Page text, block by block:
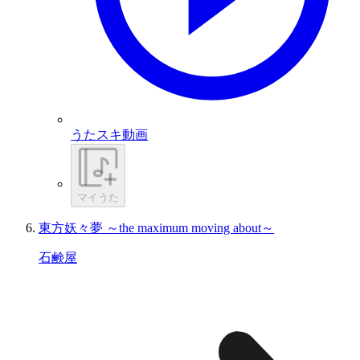
うたスキ動画
マイうた
東方妖々夢 ～the maximum moving about～
石鹸屋